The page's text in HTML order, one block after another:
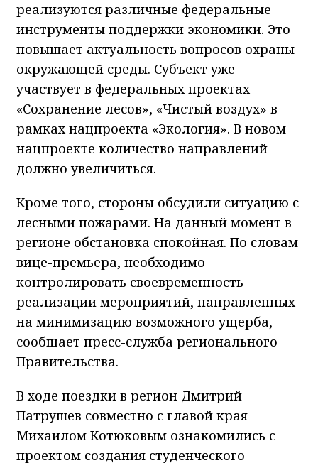
повышает актуальность вопросов охраны
окружающей среды. Субъект уже
участвует в федеральных проектах
«Сохранение лесов», «Чистый воздух» в
рамках нацпроекта «Экология». В новом
нацпроекте количество направлений
должно увеличиться.
Кроме того, стороны обсудили ситуацию с
регионе обстановка спокойная. По словам
вице-премьера, необходимо
контролировать своевременность
реализации мероприятий, направленных
на минимизацию возможного ущерба,
сообщает пресс-служба регионального
Правительства.
В ходе поездки в регион Дмитрий
Михаилом Котюковым ознакомились с
проектом создания студенческого
городка в Сибирском федеральном
университете. Здесь предлагается